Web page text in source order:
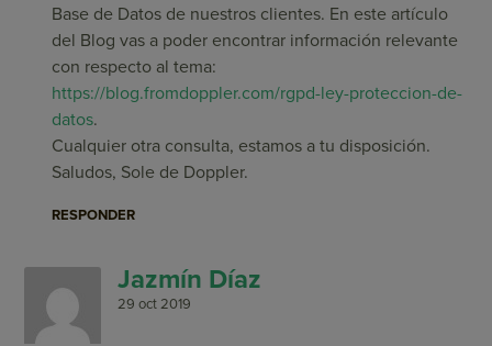
Base de Datos de nuestros clientes. En este artículo
del Blog vas a poder encontrar información relevante
con respecto al tema:
https://blog.fromdoppler.com/rgpd-ley-proteccion-de-
datos.
Cualquier otra consulta, estamos a tu disposición.
Saludos, Sole de Doppler.
RESPONDER
Jazmín Díaz
29 oct 2019